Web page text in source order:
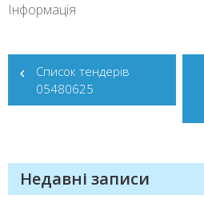
Інформація
Навігація
записів
Список тендерiв
05480625
Недавні записи